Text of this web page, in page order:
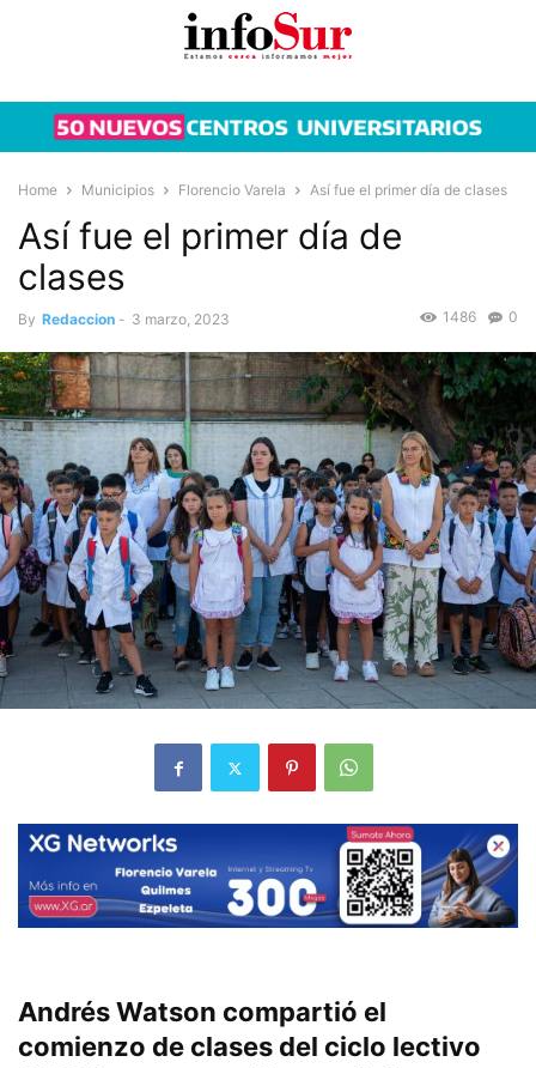
Home Municipios Florencio Varela Así fue el primer día de clases
Así fue el primer día de
clases
By Redaccion - 3 marzo, 2023 0
1486
Andrés Watson compartió el
comienzo de clases del ciclo lectivo